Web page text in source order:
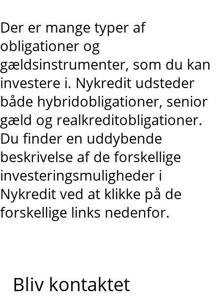
Der er mange typer af
obligationer og
gældsinstrumenter, som du kan
investere i. Nykredit udsteder
både hybridobligationer, senior
gæld og realkreditobligationer.
Du finder en uddybende
beskrivelse af de forskellige
investeringsmuligheder i
Nykredit ved at klikke på de
forskellige links nedenfor.
Bliv kontaktet